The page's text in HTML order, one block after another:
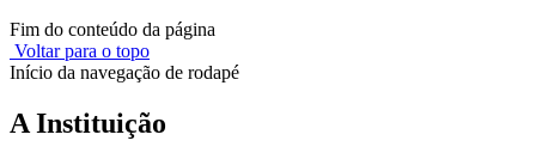
Fim do conteúdo da página
Voltar para o topo
Início da navegação de rodapé
A Instituição